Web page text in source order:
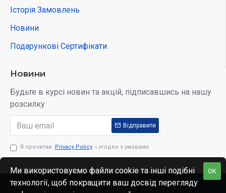
Історія Замовлень
Новини
Подарункові Сертифікати
Новини
Будьте в курсі новин та акцій, підписавшись на нашу
розсилку
Відправити
Я прочитав Privacy Policy і згоден з умовами
Copyright © 2022, Kidobo, All Rights Reserved
OK
Ми використовуємо файли cookie та інші подібні
технології, щоб покращити ваш досвід перегляду